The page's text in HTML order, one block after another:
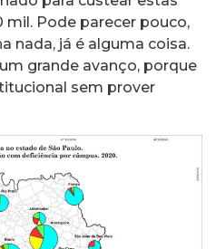
mil. Pode parecer pouco,
nada, já é alguma coisa.
grande avanço, porque
sem prover